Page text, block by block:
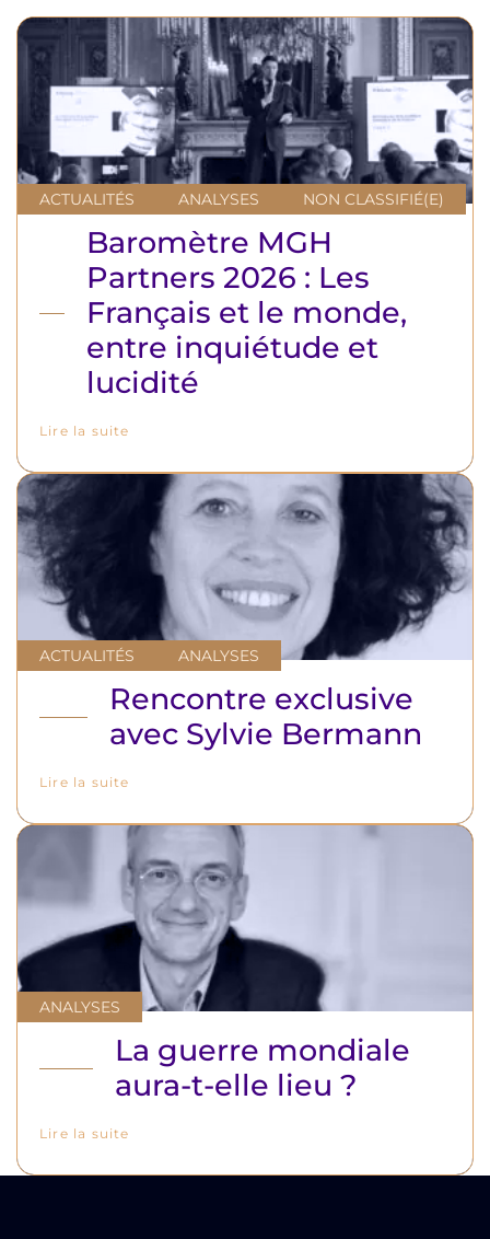
ACTUALITÉS ANALYSES NON CLASSIFIÉ(E)
Baromètre MGH
Partners 2026 : Les
Français et le monde,
entre inquiétude et
lucidité
Lire la suite
ACTUALITÉS ANALYSES
Rencontre exclusive
avec Sylvie Bermann
Lire la suite
ANALYSES
La guerre mondiale
aura-t-elle lieu ?
Lire la suite